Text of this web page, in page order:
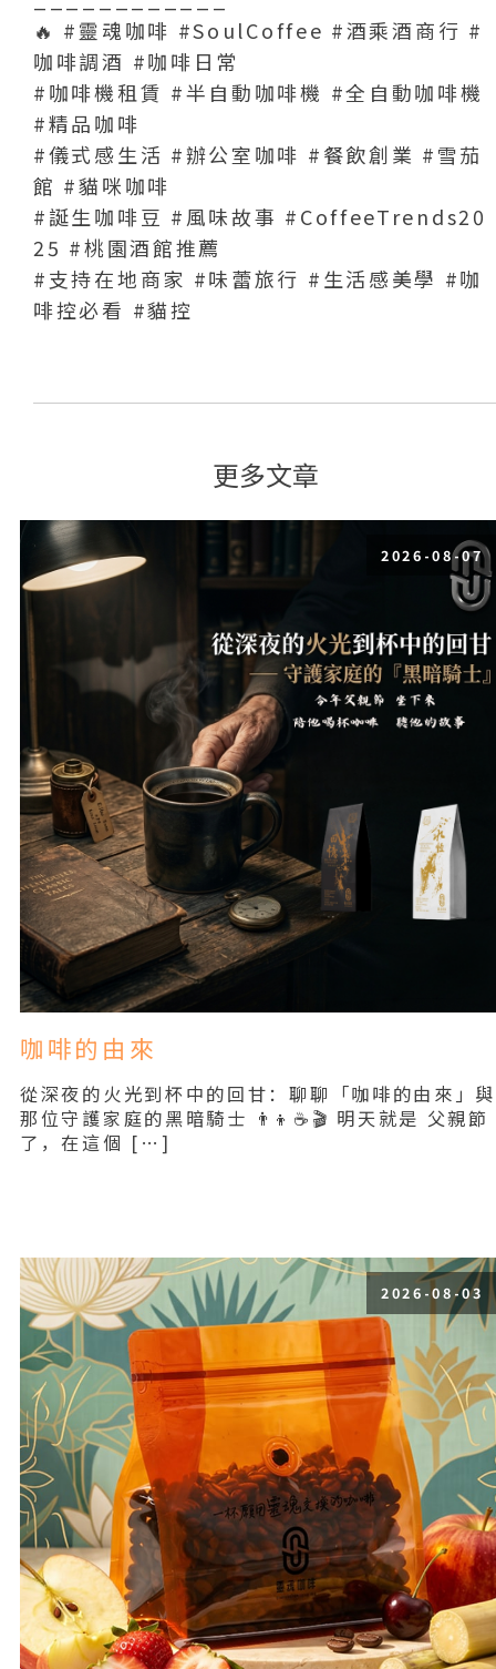
🔥 #靈魂咖啡 #SoulCoffee #酒乘酒商行 #
咖啡調酒 #咖啡日常
#咖啡機租賃 #半自動咖啡機 #全自動咖啡機
#精品咖啡
#儀式感生活 #辦公室咖啡 #餐飲創業 #雪茄
館 #貓咪咖啡
#誕生咖啡豆 #風味故事 #CoffeeTrends20
25 #桃園酒館推薦
#支持在地商家 #味蕾旅行 #生活感美學 #咖
啡控必看 #貓控
更多文章
2026-08-07
咖啡的由來
從深夜的火光到杯中的回甘：聊聊「咖啡的由來」與
那位守護家庭的黑暗騎士 👨‍👦☕🎬 明天就是 父親節
了，在這個 […]
2026-08-03